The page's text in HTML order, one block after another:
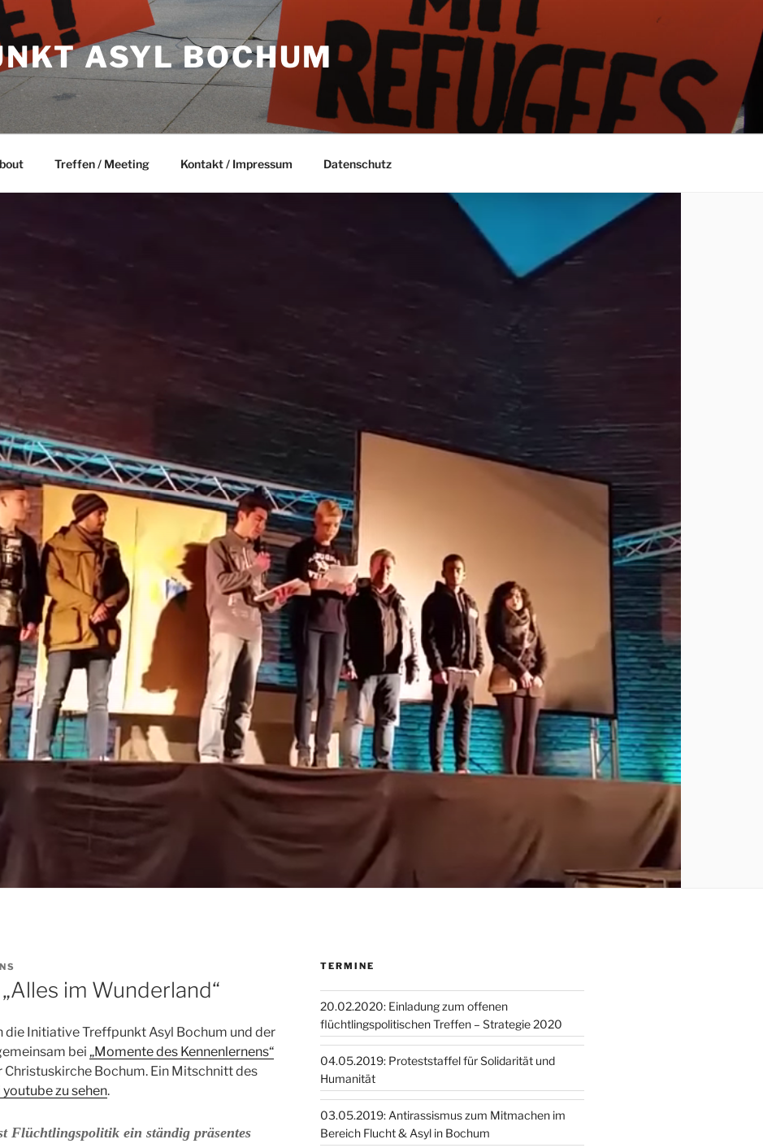
ASYL BOCHUM
Treffen / Meeting Kontakt / Impressum Datenschutz
im Wunderland“
die Initiative Treffpunkt Asyl Bochum und der
bei „Momente des Kennenlernens“
Christuskirche Bochum. Ein Mitschnitt des
zu sehen.
Flüchtlingspolitik ein ständig präsentes
TERMINE
20.02.2020: Einladung zum offenen
flüchtlingspolitischen Treffen – Strategie 2020
04.05.2019: Proteststaffel für Solidarität und
Humanität
03.05.2019: Antirassismus zum Mitmachen im
Bereich Flucht & Asyl in Bochum